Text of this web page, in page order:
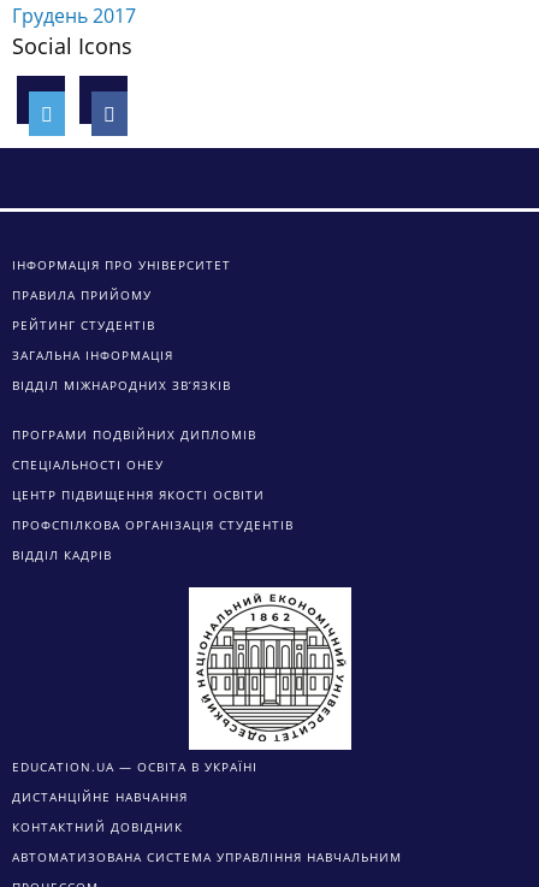
Грудень 2017
Social Icons
ІНФОРМАЦІЯ ПРО УНІВЕРСИТЕТ
ПРАВИЛА ПРИЙОМУ
РЕЙТИНГ СТУДЕНТІВ
ЗАГАЛЬНА ІНФОРМАЦІЯ
ВІДДІЛ МІЖНАРОДНИХ ЗВ’ЯЗКІВ
ПРОГРАМИ ПОДВІЙНИХ ДИПЛОМІВ
СПЕЦІАЛЬНОСТІ ОНЕУ
ЦЕНТР ПІДВИЩЕННЯ ЯКОСТІ ОСВІТИ
ПРОФСПІЛКОВА ОРГАНІЗАЦІЯ СТУДЕНТІВ
ВІДДІЛ КАДРІВ
EDUCATION.UA — ОСВІТА В УКРАЇНІ
ДИСТАНЦІЙНЕ НАВЧАННЯ
КОНТАКТНИЙ ДОВІДНИК
АВТОМАТИЗОВАНА СИСТЕМА УПРАВЛІННЯ НАВЧАЛЬНИМ